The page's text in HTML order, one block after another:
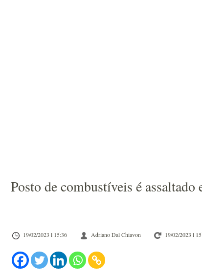
Posto de combustíveis é
19/02/2023 l 15:36 Adriano Dal Chiavon 19/02/2023 l